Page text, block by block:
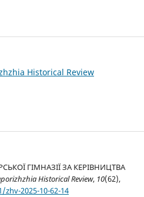
Historical Review
ГІМНАЗІЇ ЗА КЕРІВНИЦТВА
Historical Review, 10(62),
2025-10-62-14